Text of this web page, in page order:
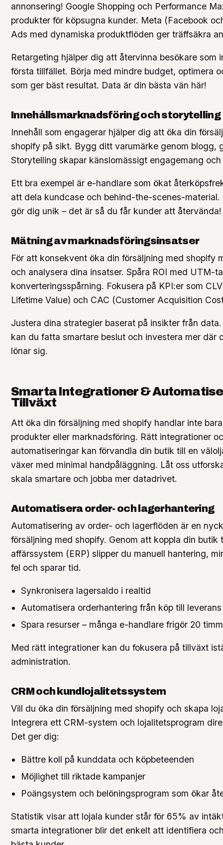
annonsering! Google Shopping och Performance
produkter för köpsugna kunder. Meta (Facebook
Ads med dynamiska produktflöden ger träffsäkra
Retargeting hjälper dig att återvinna besökare som
första tillfället. Börja med mindre budget, optimera
som ger bäst resultat. Data är din bästa vän här!
Innehållsmarknadsföring och storytelling
Innehåll som engagerar hjälper dig att öka din
shopify på sikt. Bygg ditt varumärke genom blogg,
Storytelling skapar känslomässigt engagemang
Ett bra exempel är e-handlare som ökat
att dela kundcase och behind-the-scenes-material.
gör dig unik – det är så du får kunder att återvända!
Mätning av marknadsföringsinsatser
För att konsekvent öka din försäljning med shopify
och analysera dina insatser. Spåra ROI med UTM-
konverteringsspårning. Fokusera på KPI:er som
Lifetime Value) och CAC (Customer Acquisition
Justera dina strategier baserat på insikter från
kan du fatta smartare beslut och investera mer där
lönar sig.
Smarta Integrationer &
Tillväxt
Att öka din försäljning med shopify handlar inte
produkter eller marknadsföring. Rätt integrationer
automatiseringar kan förvandla din butik till en
växer med minimal handpåläggning. Låt oss
skala smartare och jobba mer datadrivet.
Automatisera order- och lagerhantering
Automatisering av order- och lagerflöden är en
försäljning med shopify. Genom att koppla din butik
affärssystem (ERP) slipper du manuell hantering,
fel och sparar tid.
Synkronisera lagersaldo i realtid
Automatisera orderhantering från köp till leverans
Spara resurser – många e-handlare frigör 20
Med rätt integrationer kan du fokusera på tillväxt
administration.
CRM och kundlojalitetssystem
Vill du öka din försäljning med shopify och skapa
Integrera ett CRM-system och lojalitetsprogram
Det ger dig:
Bättre koll på kunddata och köpbeteenden
Möjlighet till riktade kampanjer
Poängsystem och belöningsprogram som ökar
Statistik visar att lojala kunder står för 65% av
smarta integrationer blir det enkelt att identifiera